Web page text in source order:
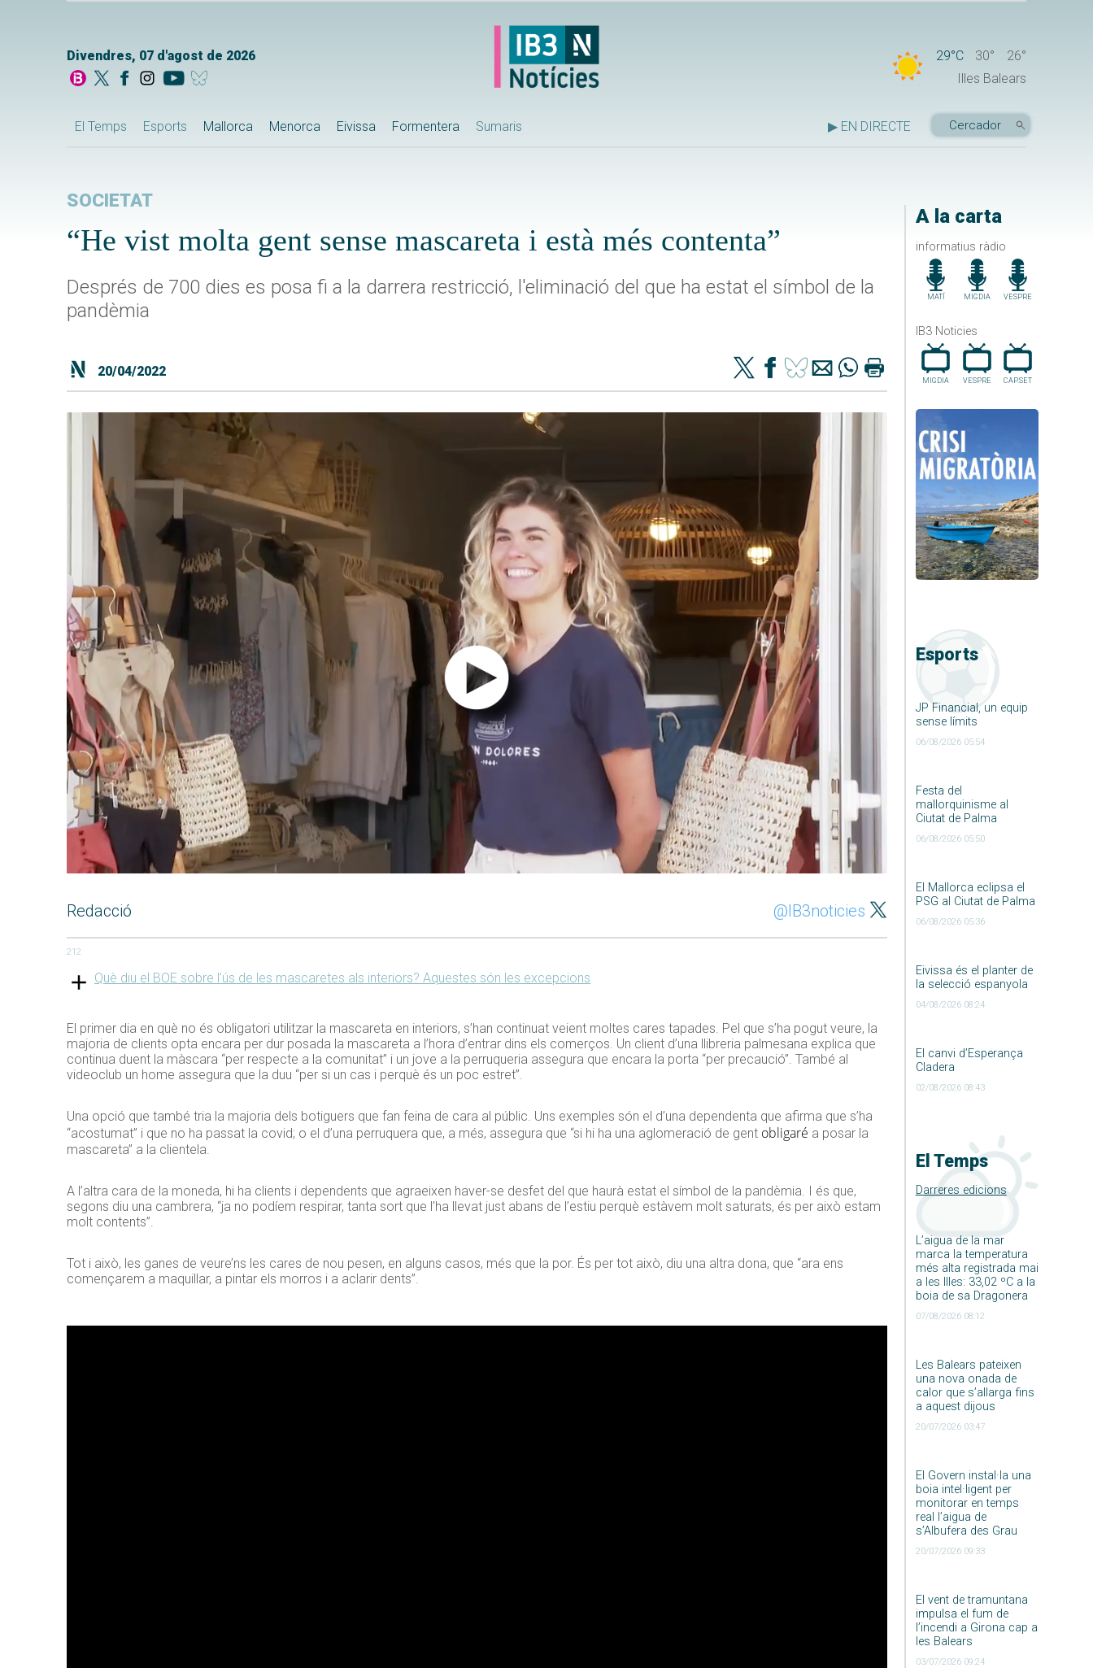
Divendres, 07 d'agost de 2026 29°C 30°
26°
Illes Balears
El Temps Esports Mallorca Menorca Eivissa Formentera Sumaris ▶ EN DIRECTE
A la carta
informatius ràdio
MATÍ MIGDIA VESPRE
IB3 Noticies
MIGDIA VESPRE CAP.SET
Esports
JP Financial, un equip
sense límits
06/08/2026 05:54
Festa del
mallorquinisme al
Ciutat de Palma
06/08/2026 05:50
El Mallorca eclipsa el
PSG al Ciutat de Palma
06/08/2026 05:36
Eivissa és el planter de
la selecció espanyola
04/08/2026 08:24
El canvi d’Esperança
Cladera
02/08/2026 08:43
El Temps
Darreres edicions
L’aigua de la mar
marca la temperatura
més alta registrada mai
a les Illes: 33,02 ºC a la
boia de sa Dragonera
07/08/2026 08:12
Les Balears pateixen
una nova onada de
calor que s’allarga fins
a aquest dijous
20/07/2026 03:47
El Govern instal·la una
boia intel·ligent per
monitorar en temps
real l’aigua de
s’Albufera des Grau
20/07/2026 09:33
El vent de tramuntana
impulsa el fum de
l’incendi a Girona cap a
les Balears
03/07/2026 09:24
SOCIETAT
“He vist molta gent sense mascareta i està més contenta”
Després de 700 dies es posa fi a la darrera restricció, l'eliminació del que ha estat el símbol de la
pandèmia
20/04/2022
Redacció @IB3noticies
212
Què diu el BOE sobre l’ús de les mascaretes als interiors? Aquestes són les excepcions
El primer dia en què no és obligatori utilitzar la mascareta en interiors, s’han continuat veient moltes cares tapades. Pel que s’ha pogut veure, la
majoria de clients opta encara per dur posada la mascareta a l’hora d’entrar dins els comerços. Un client d’una llibreria palmesana explica que
continua duent la màscara “per respecte a la comunitat” i un jove a la perruqueria assegura que encara la porta “per precaució”. També al
videoclub un home assegura que la duu “per si un cas i perquè és un poc estret”.
Una opció que també tria la majoria dels botiguers que fan feina de cara al públic. Uns exemples són el d’una dependenta que afirma que s’ha
“acostumat” i que no ha passat la covid; o el d’una perruquera que, a més, assegura que “si hi ha una aglomeració de gent obligaré a posar la
mascareta” a la clientela.
A l’altra cara de la moneda, hi ha clients i dependents que agraeixen haver-se desfet del que haurà estat el símbol de la pandèmia. I és que,
segons diu una cambrera, “ja no podíem respirar, tanta sort que l’ha llevat just abans de l’estiu perquè estàvem molt saturats, és per això estam
molt contents”.
Tot i això, les ganes de veure’ns les cares de nou pesen, en alguns casos, més que la por. És per tot això, diu una altra dona, que “ara ens
començarem a maquillar, a pintar els morros i a aclarir dents”.